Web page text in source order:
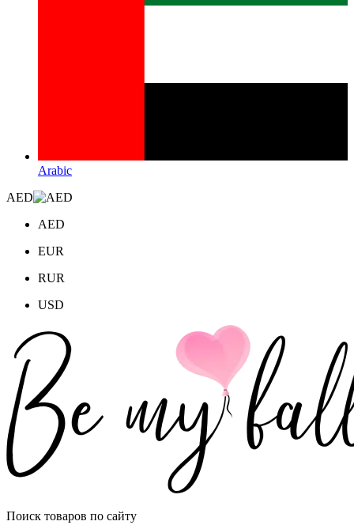
Arabic
AED
AED
EUR
RUR
USD
Поиск товаров по сайту